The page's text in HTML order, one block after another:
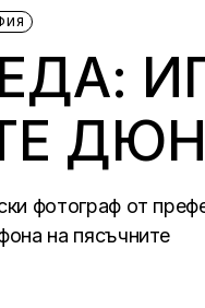
фотограф от
на пясъчните